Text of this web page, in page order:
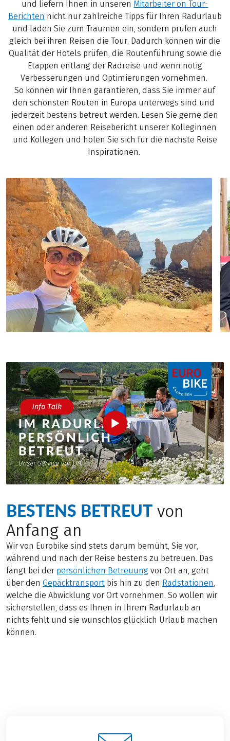
und liefern Ihnen in unseren Mitarbeiter on Tour-
Berichten nicht nur zahlreiche Tipps für Ihren Radurlaub
und laden Sie zum Träumen ein, sondern prüfen auch
gleich bei ihren Reisen die Tour. Dadurch können wir die
Qualität der Hotels prüfen, die Routenführung sowie die
Etappen entlang der Radreise und wenn nötig
Verbesserungen und Optimierungen vornehmen.
So können wir Ihnen garantieren, dass Sie immer auf
den schönsten Routen in Europa unterwegs sind und
jederzeit bestens betreut werden. Lesen Sie gerne den
einen oder anderen Reisebericht unserer Kolleginnen
und Kollegen und holen Sie sich für die nächste Reise
Inspirationen.
BESTENS BETREUT von
Anfang an
Wir von Eurobike sind stets darum bemüht, Sie vor,
während und nach der Reise bestens zu betreuen. Das
fängt bei der persönlichen Betreuung vor Ort an, geht
über den Gepäcktransport bis hin zu den Radstationen,
welche die Abwicklung vor Ort vornehmen. So wollen wir
sicherstellen, dass es Ihnen in Ihrem Radurlaub an
nichts fehlt und sie wunschlos glücklich Urlaub machen
können.